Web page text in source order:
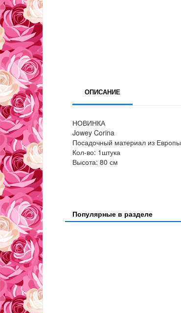
ОПИСАНИЕ
НОВИНКА
Jowey Corina
Посадочный материал из Европы
Кол-во: 1штука
Высота: 80 см
Популярные в разделе